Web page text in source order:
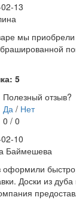
13
мы
5
Полезный отзыв?
Да / Нет
0 / 0
10
Баймешева
оформили
Доски из